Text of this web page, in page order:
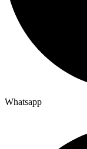
Whatsapp